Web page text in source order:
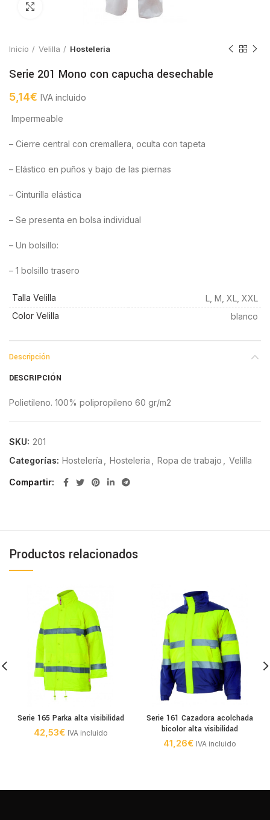
Inicio Velilla Hosteleria
Serie 201 Mono con capucha desechable
5,14€ IVA incluido
Impermeable
– Cierre central con cremallera, oculta con tapeta
– Elástico en puños y bajo de las piernas
– Cinturilla elástica
– Se presenta en bolsa individual
– Un bolsillo:
– 1 bolsillo trasero
Talla Velilla
L, M, XL, XXL
Color Velilla
blanco
Descripción
DESCRIPCIÓN
Polietileno. 100% polipropileno 60 gr/m2
SKU: 201
Categorías: Hostelería Hosteleria Ropa de trabajo Velilla
Compartir
Productos relacionados
Serie 165 Parka alta visibilidad
42,53€ IVA incluido
Serie 161 Cazadora acolchada
bicolor alta visibilidad
41,26€ IVA incluido